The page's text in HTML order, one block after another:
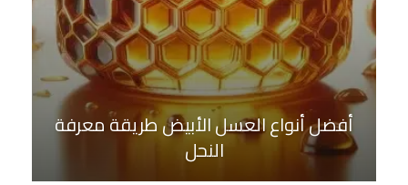
أفضل أنواع العسل الأبيض طريقة معرفة
النحل